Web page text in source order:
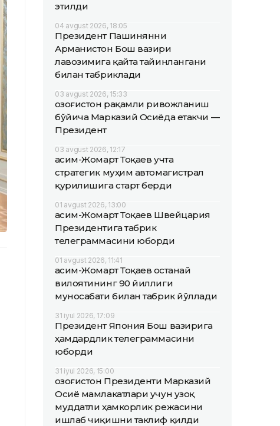
этилди
04 avgust 2026, 18:05
Президент Пашинянни
Арманистон Бош вазири
лавозимига қайта тайинлангани
билан табриклади
03 avgust 2026, 15:33
Қозоғистон рақамли ривожланиш
бўйича Марказий Осиёда етакчи —
Президент
03 avgust 2026, 12:17
Қасим-Жомарт Тоқаев учта
стратегик муҳим автомагистрал
қурилишига старт берди
01 avgust 2026, 13:00
Қасим-Жомарт Тоқаев Швейцария
Президентига табрик
телеграммасини юборди
01 avgust 2026, 11:41
Қасим-Жомарт Тоқаев Қостанай
вилоятининг 90 йиллиги
муносабати билан табрик йўллади
31 iyul 2026, 17:09
Президент Япония Бош вазирига
ҳамдардлик телеграммасини
юборди
31 iyul 2026, 15:00
Қозоғистон Президенти Марказий
Осиё мамлакатлари учун узоқ
муддатли ҳамкорлик режасини
ишлаб чиқишни таклиф қилди